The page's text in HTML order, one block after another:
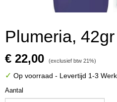
Plumeria,
€ 22,00 (exclusief btw 21%)
✓ Op voorraad - Levertijd 1-3
Aantal